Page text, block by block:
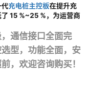
代充电桩主控板在提升充
15 %~25 %，为运营商
通信接口全面完
型， 功能全面，安
，欢迎咨询购买！